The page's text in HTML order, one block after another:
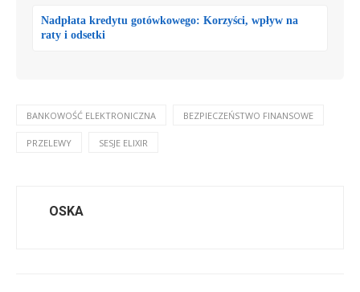
Nadpłata kredytu gotówkowego: Korzyści, wpływ na
raty i odsetki
BANKOWOŚĆ ELEKTRONICZNA BEZPIECZEŃSTWO FINANSOWE
PRZELEWY SESJE ELIXIR
OSKA